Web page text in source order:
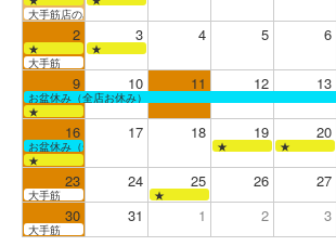
大手筋店のみ営業
2 3 4 5 6
★ ★
大手筋
9 10 11 12 13
お盆休み（全店お休み）
★
16 17 18 19 20
お盆休み（全店お休み） ★
★
★
23 24 25 26 27
大手筋 ★
30 31 1 2 3
大手筋